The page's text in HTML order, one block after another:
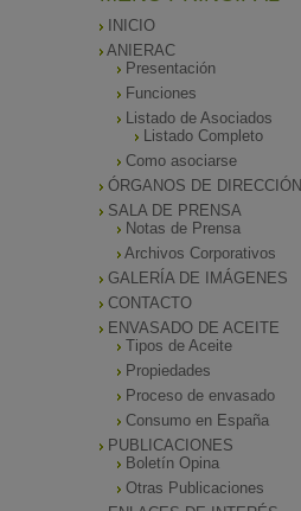
INICIO
ANIERAC
Presentación
Funciones
Listado de Asociados
Listado Completo
Como asociarse
ÓRGANOS DE DIRECCIÓN
SALA DE PRENSA
Notas de Prensa
Archivos Corporativos
GALERÍA DE IMÁGENES
CONTACTO
ENVASADO DE ACEITE
Tipos de Aceite
Propiedades
Proceso de envasado
Consumo en España
PUBLICACIONES
Boletín Opina
Otras Publicaciones